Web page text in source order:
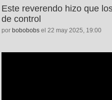
Este reverendo hizo que
de control
por bobobobs el 22 may 2025, 19:00